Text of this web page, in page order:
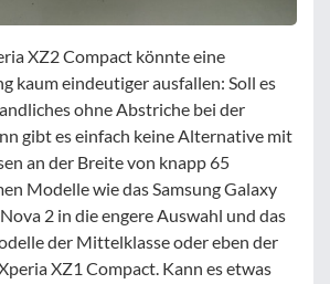
XZ2 Compact könnte eine
kaum eindeutiger ausfallen: Soll es
ohne Abstriche bei der
gibt es einfach keine Alternative mit
an der Breite von knapp 65
Modelle wie das Samsung Galaxy
2 in die engere Auswahl und das
der Mittelklasse oder eben der
XZ1 Compact. Kann es etwas